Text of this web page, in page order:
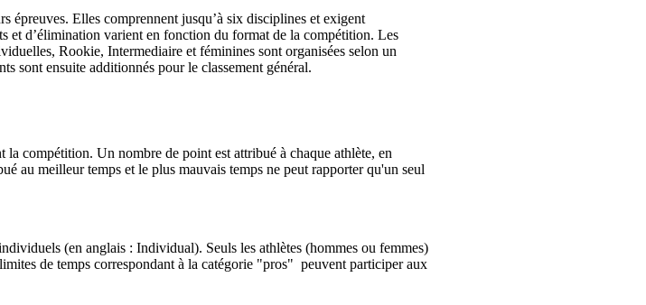
Elles comprennent jusqu’à six disciplines et exigent
et d’élimination varient en fonction du format de la compétition. Les
Rookie, Intermediaire et féminines sont organisées selon un
sont ensuite additionnés pour le classement général.
compétition. Un nombre de point est attribué à chaque athlète, en
au meilleur temps et le plus mauvais temps ne peut rapporter qu'un seul
(en anglais : Individual). Seuls les athlètes (hommes ou femmes)
de temps correspondant à la catégorie "pros" peuvent participer aux